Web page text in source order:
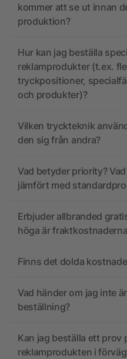
kommer att se ut innan
produktion?
Hur kan jag beställa
reklamprodukter (t.ex.
tryckpositioner,
och produkter)?
Vilken tryckteknik
den sig från andra?
Vad betyder priority?
jämfört med
Erbjuder allbranded
höga är
Finns det dolda
Vad händer om jag inte
beställning?
Kan jag beställa ett prov
reklamprodukten i